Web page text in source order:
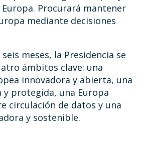
Procurará mantener
mediante decisiones
meses, la Presidencia se
ámbitos clave: una
innovadora y abierta, una
y protegida, una Europa
circulación de datos y una
y sostenible.